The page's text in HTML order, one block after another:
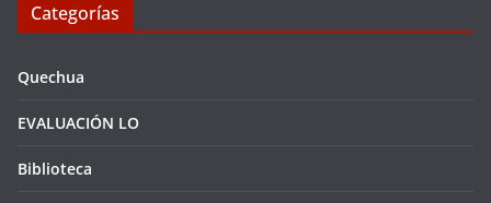
Categorías
Quechua
EVALUACIÓN LO
Biblioteca